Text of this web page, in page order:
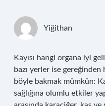
Yiğithan
Kayısı hangi organa iyi
bazı yerler ise gereğinden
böyle bakmak mümkün:
sağlığına olumlu etkiler